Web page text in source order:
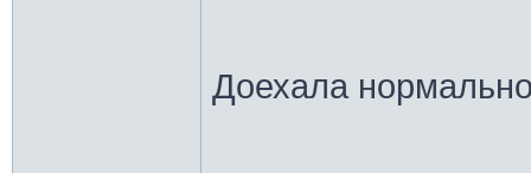
Доехала